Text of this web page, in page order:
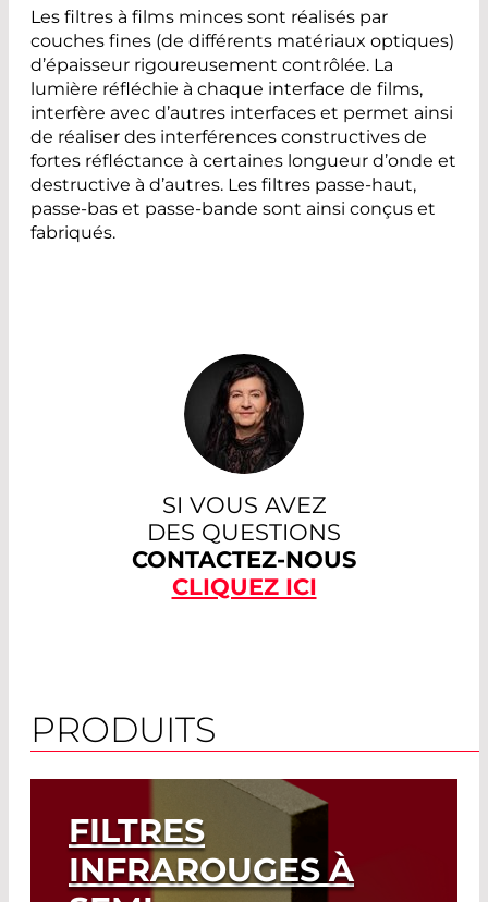
Les filtres à films minces sont réalisés par
couches fines (de différents matériaux optiques)
d’épaisseur rigoureusement contrôlée. La
lumière réfléchie à chaque interface de films,
interfère avec d’autres interfaces et permet ainsi
de réaliser des interférences constructives de
fortes réfléctance à certaines longueur d’onde et
destructive à d’autres. Les filtres passe-haut,
passe-bas et passe-bande sont ainsi conçus et
fabriqués.
SI VOUS AVEZ
DES QUESTIONS
CONTACTEZ-NOUS
CLIQUEZ ICI
PRODUITS
FILTRES
INFRAROUGES À